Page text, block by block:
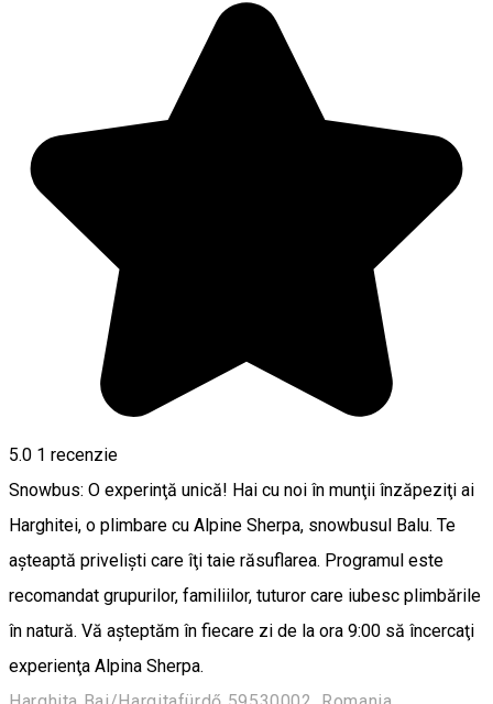
5.0 1 recenzie
Snowbus: O experinţă unică! Hai cu noi în munţii înzăpeziţi ai
Harghitei, o plimbare cu Alpine Sherpa, snowbusul Balu. Te
aşteaptă privelişti care îţi taie răsuflarea. Programul este
recomandat grupurilor, familiilor, tuturor care iubesc plimbările
în natură. Vă aşteptăm în fiecare zi de la ora 9:00 să încercaţi
experienţa Alpina Sherpa.